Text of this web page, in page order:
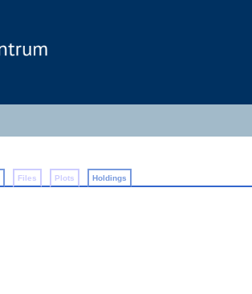
Files Plots Holdings